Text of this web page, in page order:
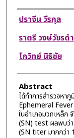
Authors
ปราจีน วีรกุล
ราตรี วงษ์วัชรด
โกวิทย์ นิธิชัย
Abstract
ได้ทำการสำรวจหา
Ephemeral
ในอําเภอมวกเหล็ก
(SN) test ผลพบว่
(SN titer มากกว่า